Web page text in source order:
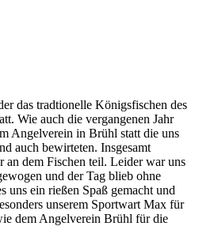
das tradtionelle Königsfischen des
Wie auch die vergangenen Jahr
Angelverein in Brühl statt die uns
auch bewirteten. Insgesamt
an dem Fischen teil. Leider war uns
und der Tag blieb ohne
uns ein rießen Spaß gemacht und
unserem Sportwart Max für
dem Angelverein Brühl für die